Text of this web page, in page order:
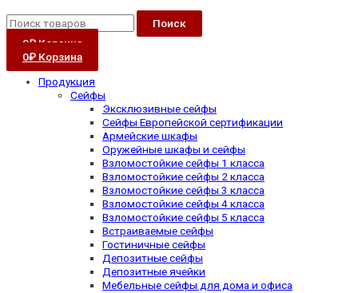
Поиск
0₽ Корзина
0₽ Корзина
Продукция
Сейфы
Эксклюзивные сейфы
Сейфы Европейской сертификации
Армейские шкафы
Оружейные шкафы и сейфы
Взломостойкие сейфы 1 класса
Взломостойкие сейфы 2 класса
Взломостойкие сейфы 3 класса
Взломостойкие сейфы 4 класса
Взломостойкие сейфы 5 класса
Встраиваемые сейфы
Гостиничные сейфы
Депозитные сейфы
Депозитные ячейки
Мебельные сейфы для дома и офиса